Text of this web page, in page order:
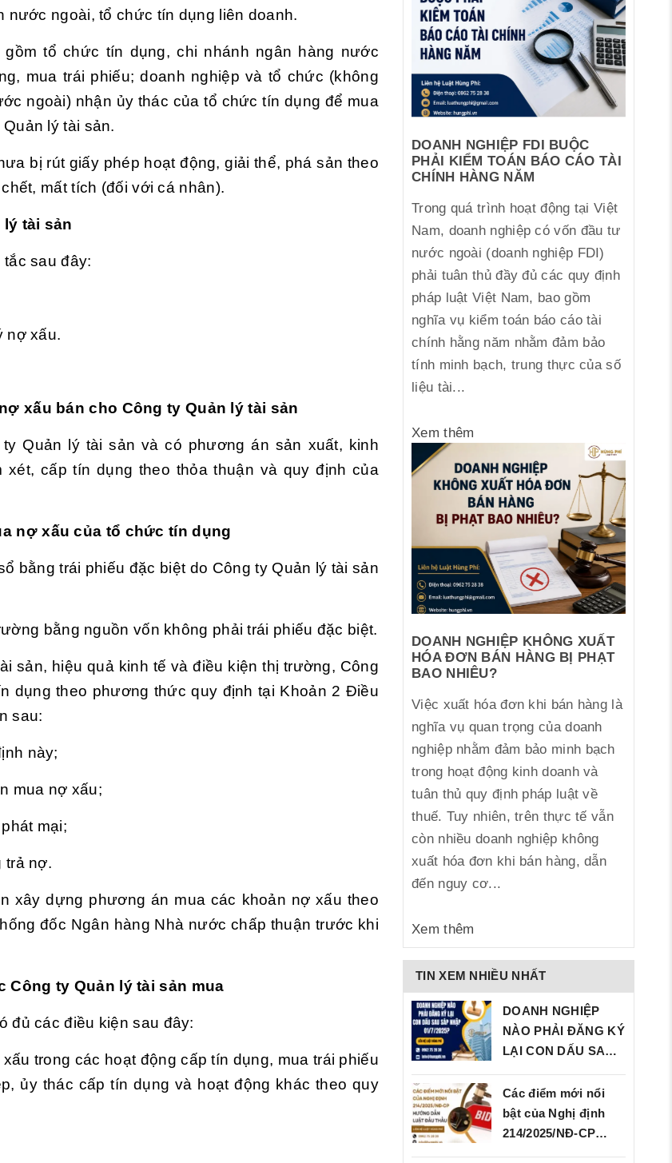
ngoài, tổ chức tín dụng liên doanh.
tổ chức tín dụng, chi nhánh ngân hàng nước
mua trái phiếu; doanh nghiệp và tổ chức (không
ngoài) nhận ủy thác của tổ chức tín dụng để mua
lý tài sản.
bị rút giấy phép hoạt động, giải thể, phá sản theo
mất tích (đối với cá nhân).
tài sản
sau đây:
nợ xấu.
xấu bán cho Công ty Quản lý tài sản
Quản lý tài sản và có phương án sản xuất, kinh
cấp tín dụng theo thỏa thuận và quy định của
nợ xấu của tổ chức tín dụng
bằng trái phiếu đặc biệt do Công ty Quản lý tài sản
bằng nguồn vốn không phải trái phiếu đặc biệt.
sản, hiệu quả kinh tế và điều kiện thị trường, Công
dụng theo phương thức quy định tại Khoản 2 Điều
sau:
này;
mua nợ xấu;
mại;
trả nợ.
xây dựng phương án mua các khoản nợ xấu theo
đốc Ngân hàng Nhà nước chấp thuận trước khi
ty Quản lý tài sản mua
đủ các điều kiện sau đây:
trong các hoạt động cấp tín dụng, mua trái phiếu
ủy thác cấp tín dụng và hoạt động khác theo quy
DOANH NGHIỆP FDI BUỘC
PHẢI KIỂM TOÁN BÁO CÁO TÀI
CHÍNH HÀNG NĂM
Trong quá trình hoạt động tại Việt
Nam, doanh nghiệp có vốn đầu tư
nước ngoài (doanh nghiệp FDI)
phải tuân thủ đầy đủ các quy định
pháp luật Việt Nam, bao gồm
nghĩa vụ kiểm toán báo cáo tài
chính hằng năm nhằm đảm bảo
tính minh bạch, trung thực của số
liệu tài...
Xem thêm
DOANH NGHIỆP KHÔNG XUẤT
HÓA ĐƠN BÁN HÀNG BỊ PHẠT
BAO NHIÊU?
Việc xuất hóa đơn khi bán hàng là
nghĩa vụ quan trọng của doanh
nghiệp nhằm đảm bảo minh bạch
trong hoạt động kinh doanh và
tuân thủ quy định pháp luật về
thuế. Tuy nhiên, trên thực tế vẫn
còn nhiều doanh nghiệp không
xuất hóa đơn khi bán hàng, dẫn
đến nguy cơ...
Xem thêm
TIN XEM NHIỀU NHẤT
DOANH NGHIỆP
NÀO PHẢI ĐĂNG KÝ
LẠI CON DẤU SAU
Các điểm mới nổi
bật của Nghị định
214/2025/NĐ‑CP…